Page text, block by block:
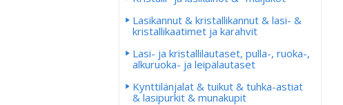
Lasikannut & kristallikannut & lasi- &
kristallikaatimet ja karahvit
Lasi- ja kristallilautaset, pulla-, ruoka-,
alkuruoka- ja leipälautaset
Kynttilänjalat & tuikut & tuhka-astiat
& lasipurkit & munakupit